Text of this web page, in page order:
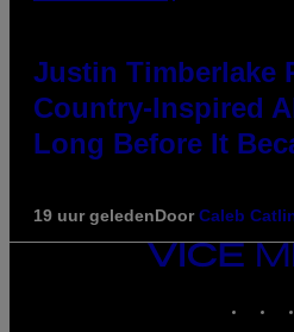
Justin Timberlake
Country-Inspired
Long Before It
19 uur geledenDoorCaleb
VICE
MEDIA